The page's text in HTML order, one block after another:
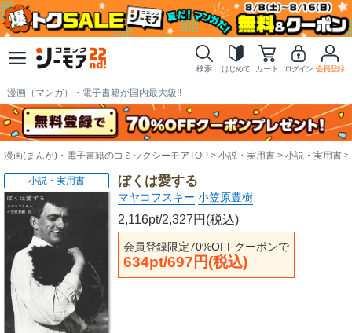
検索 はじめて カート ログイン 会員登録
漫画（マンガ）・電子書籍が国内最大級!!
漫画(まんが)・電子書籍のコミックシーモアTOP 小説・実用書 小説・実用書
ぼくは愛する
マヤコフスキー 小笠原豊樹
2,116pt/2,327円(税込)
会員登録限定70%OFFクーポンで
634pt/697円(税込)
小説・実用書